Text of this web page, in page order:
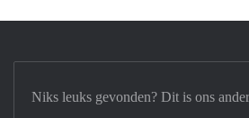
Niks leuks gevonden? Dit is ons